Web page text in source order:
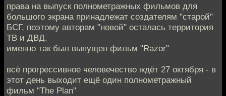
права на выпуск полнометражных фильмов для
большого экрана принадлежат создателям "старой"
БСГ, поэтому авторам "новой" осталась территория
ТВ и ДВД.
именно так был выпущен фильм "Razor"
всё прогрессивное человечество ждёт 27 октября - в
этот день выходит ещё один полнометражный
фильм "The Plan"